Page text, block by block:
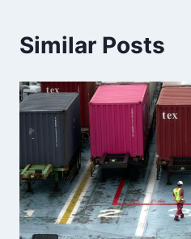
Similar Posts